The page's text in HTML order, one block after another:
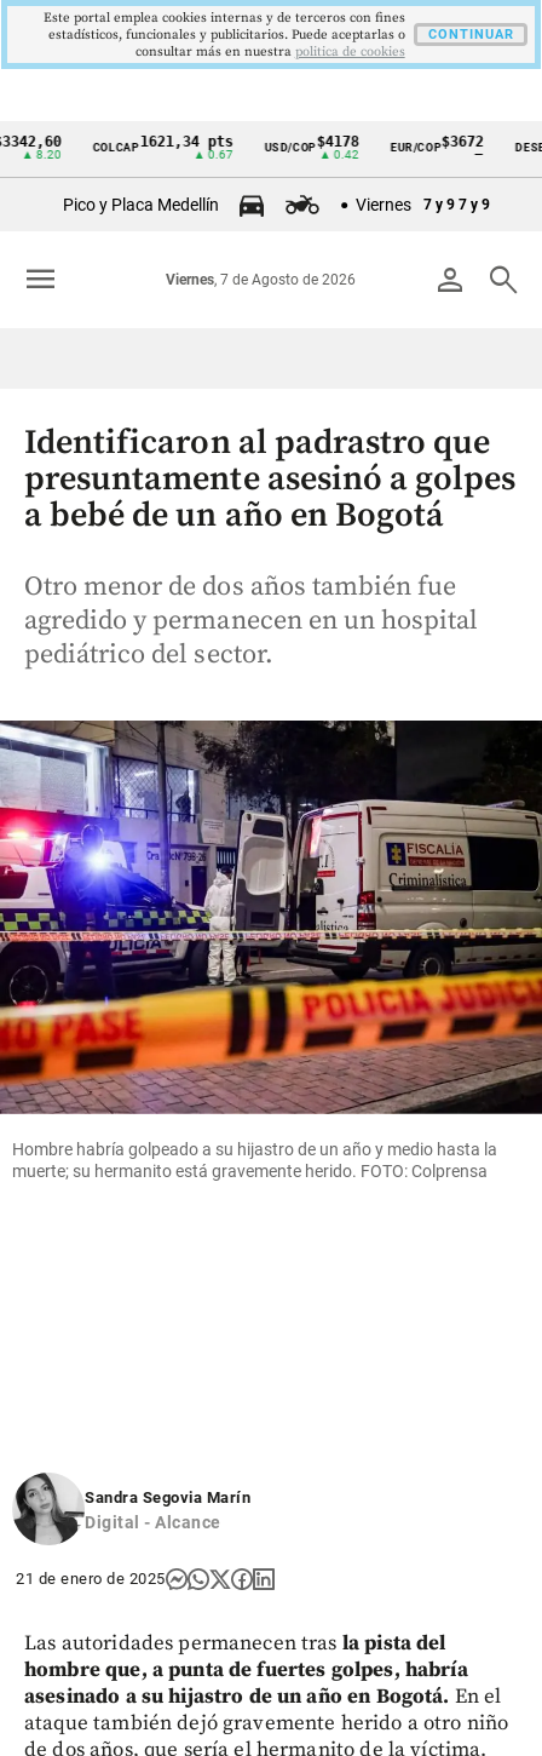
Cintillo
Colombia
COLCAP1621,34 pts USD/COP$4178
▲ 0.42
EUR/COP$3672
—
DESEMPLEO
Pico y Placa Medellín Viernes 7 y 9 7 y 9
person search
Viernes, 7 de Agosto de 2026
menu
Identificaron al padrastro que
presuntamente asesinó a golpes
a bebé de un año en Bogotá
Otro menor de dos años también fue
agredido y permanecen en un hospital
pediátrico del sector.
Hombre habría golpeado a su hijastro de un año y medio hasta la
muerte; su hermanito está gravemente herido. FOTO: Colprensa
Sandra Segovia Marín
Digital - Alcance
21 de enero de 2025
Las autoridades permanecen tras la pista del
hombre que, a punta de fuertes golpes, habría
asesinado a su hijastro de un año en Bogotá. En el
ataque también dejó gravemente herido a otro niño
de dos años, que sería el hermanito de la víctima.
Este portal emplea cookies internas y de terceros con fines
estadísticos, funcionales y publicitarios. Puede aceptarlas o
consultar más en nuestra politica de cookies
CONTINUAR